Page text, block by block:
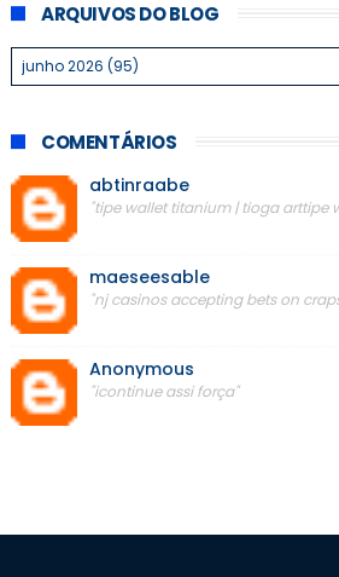
ARQUIVOS DO BLOG
COMENTÁRIOS
abtinraabe
"tipe wallet titanium | tioga arttipe
maeseesable
"nj casinos accepting bets on
Anonymous
"icontinue assi força"